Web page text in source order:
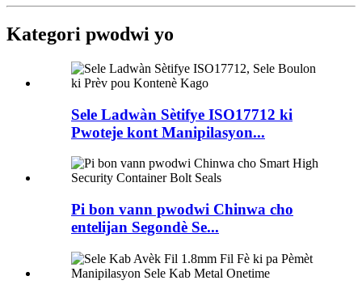
Kategori pwodwi yo
Sele Ladwàn Sètifye ISO17712 ki
Pwoteje kont Manipilasyon...
Pi bon vann pwodwi Chinwa cho
entelijan Segondè Se...